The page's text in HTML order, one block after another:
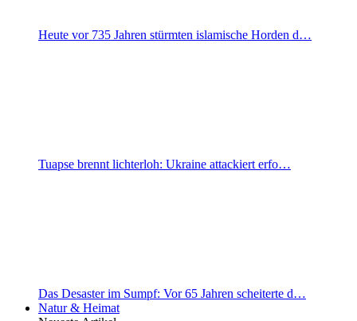
Heute vor 735 Jahren stürmten islamische Horden d…
Tuapse brennt lichterloh: Ukraine attackiert erfo…
Das Desaster im Sumpf: Vor 65 Jahren scheiterte d…
Natur & Heimat